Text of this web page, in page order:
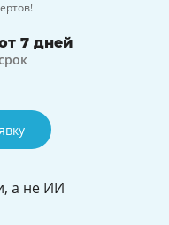
7 дней
а не ИИ